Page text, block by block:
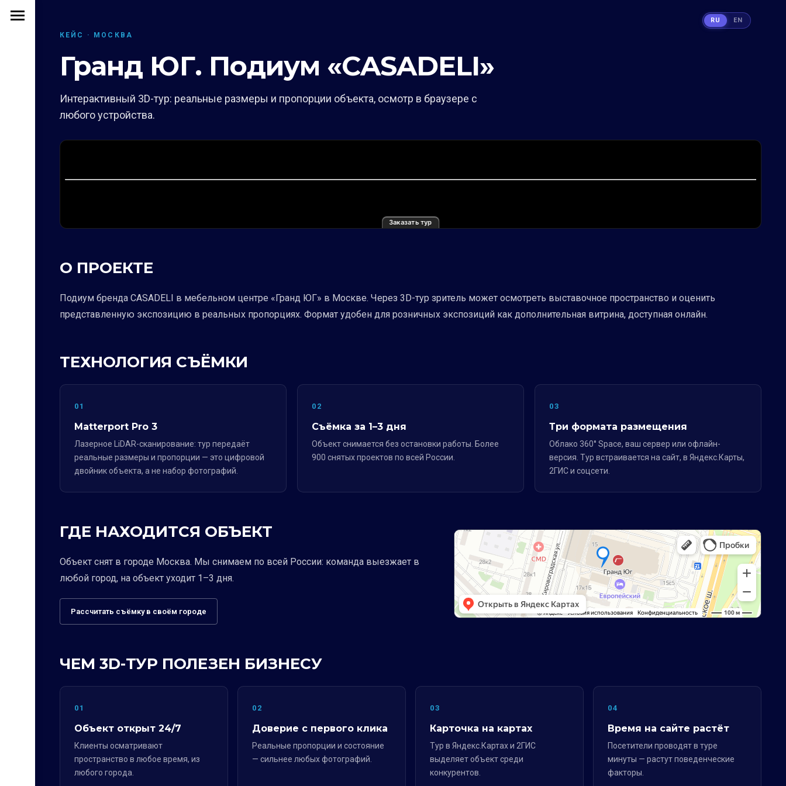
КЕЙС · МОСКВА
Гранд ЮГ. Подиум «CASADELI»
Интерактивный 3D-тур: реальные размеры и пропорции объекта, осмотр в браузере с
любого устройства.
Заказать тур
О ПРОЕКТЕ
Подиум бренда CASADELI в мебельном центре «Гранд ЮГ» в Москве. Через 3D-тур зритель может осмотреть выставочное пространство и оценить
представленную экспозицию в реальных пропорциях. Формат удобен для розничных экспозиций как дополнительная витрина, доступная онлайн.
ТЕХНОЛОГИЯ СЪЁМКИ
01
Matterport Pro 3
Лазерное LiDAR-сканирование: тур передаёт
реальные размеры и пропорции — это цифровой
двойник объекта, а не набор фотографий.
02
Съёмка за 1–3 дня
Объект снимается без остановки работы. Более
900 снятых проектов по всей России.
03
Три формата размещения
Облако 360° Space, ваш сервер или офлайн-
версия. Тур встраивается на сайт, в Яндекс.Карты,
2ГИС и соцсети.
ГДЕ НАХОДИТСЯ ОБЪЕКТ
Объект снят в городе Москва. Мы снимаем по всей России: команда выезжает в
любой город, на объект уходит 1–3 дня.
Рассчитать съёмку в своём городе
ЧЕМ 3D-ТУР ПОЛЕЗЕН БИЗНЕСУ
01
Объект открыт 24/7
Клиенты осматривают
пространство в любое время, из
любого города.
02
Доверие с первого клика
Реальные пропорции и состояние
— сильнее любых фотографий.
03
Карточка на картах
Тур в Яндекс.Картах и 2ГИС
выделяет объект среди
конкурентов.
04
Время на сайте растёт
Посетители проводят в туре
минуты — растут поведенческие
факторы.
RU EN